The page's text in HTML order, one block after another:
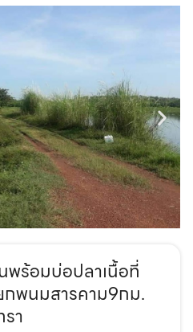
ร้อมบ่อปลาเนื้อที่
กพนมสารคาม9กม.
า